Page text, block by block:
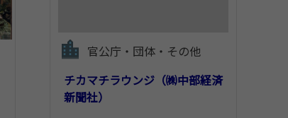
官公庁・団体・その他
チカマチラウンジ（㈱中部経済
新聞社）